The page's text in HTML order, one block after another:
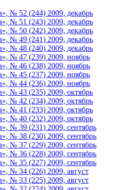
№ 52 (244) 2009, декабрь
№ 51 (243) 2009, декабрь
№ 50 (242) 2009, декабрь
№ 49 (241) 2009, декабрь
№ 48 (240) 2009, декабрь
№ 47 (239) 2009, ноябрь
№ 46 (238) 2009, ноябрь
№ 45 (237) 2009, ноябрь
№ 44 (236) 2009, ноябрь
№ 43 (235) 2009, октябрь
№ 42 (234) 2009, октябрь
№ 41 (233) 2009, октябрь
№ 40 (232) 2009, октябрь
№ 39 (231) 2009, сентябрь
№ 38 (230) 2009, сентябрь
№ 37 (229) 2009, сентябрь
№ 36 (228) 2009, сентябрь
№ 35 (227) 2009, сентябрь
№ 34 (226) 2009, август
№ 33 (225) 2009, август